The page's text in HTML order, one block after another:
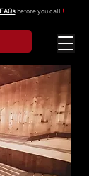
FAQsbefore you call !